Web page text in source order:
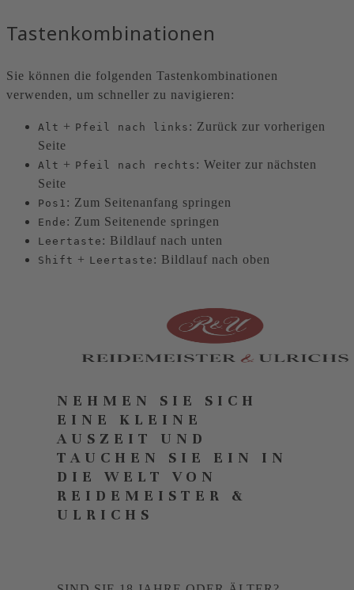
Tastenkombinationen
Sie können die folgenden Tastenkombinationen
verwenden, um schneller zu navigieren:
Alt + Pfeil nach links : Zurück zur vorherigen
Seite
Alt + Pfeil nach rechts : Weiter zur nächsten
Seite
Pos1 : Zum Seitenanfang springen
Ende : Zum Seitenende springen
Leertaste : Bildlauf nach unten
Shift + Leertaste : Bildlauf nach oben
NEHMEN SIE SICH
EINE KLEINE
AUSZEIT UND
TAUCHEN SIE EIN IN
DIE WELT VON
REIDEMEISTER &
ULRICHS